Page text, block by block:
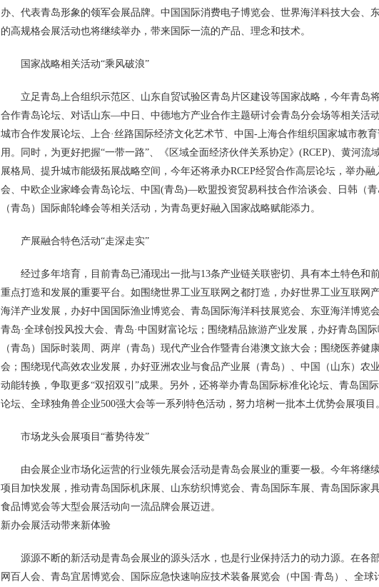
办、代表青岛形象的领军会展品牌。中国国际消费电子博览会、世界海洋科技大会、
的高规格会展活动也将继续举办，带来国际一流的产品、理念和技术。
国家战略相关活动“乘风破浪”
立足青岛上合组织示范区、山东自贸试验区青岛片区建设等国家战略，今年青岛
合作青岛论坛、对话山东—中日、中德地方产业合作主题研讨会青岛分会场等相关活
城市合作发展论坛、上合·丝路国际经济文化艺术节、中国-上海合作组织国家城市教
用。同时，为更好把握“一带一路”、《区域全面经济伙伴关系协定》(RCEP)、黄河
展格局、提升城市能级拓展战略空间，今年还将承办RCEP经贸合作高层论坛，举办
会、中欧企业家峰会青岛论坛、中国(青岛)—欧盟投资贸易科技合作洽谈会、日韩（
（青岛）国际邮轮峰会等相关活动，为青岛更好融入国家战略赋能添力。
产展融合特色活动“走深走实”
经过多年培育，目前青岛已涌现出一批与13条产业链关联密切、具有本土特色和
重点打造和发展的重要平台。如围绕世界工业互联网之都打造，办好世界工业互联网
海洋产业发展，办好中国国际渔业博览会、青岛国际海洋科技展览会、东亚海洋博览
青岛·全球创投风投大会、青岛·中国财富论坛；围绕精品旅游产业发展，办好青岛国
（青岛）国际时装周、两岸（青岛）现代产业合作暨青台港澳文旅大会；围绕医养
会；围绕现代高效农业发展，办好亚洲农业与食品产业展（青岛）、中国（山东）农
动能转换，争取更多“双招双引”成果。另外，还将举办青岛国际标准化论坛、青岛国
论坛、全球独角兽企业500强大会等一系列特色活动，努力培树一批本土优势会展项目
市场龙头会展项目“蓄势待发”
由会展企业市场化运营的行业领先展会活动是青岛会展业的重要一极。今年将继
项目加快发展，推动青岛国际机床展、山东纺织博览会、青岛国际车展、青岛国际家
食品博览会等大型会展活动向一流品牌会展迈进。
新办会展活动带来新体验
源源不断的新活动是青岛会展业的源头活水，也是行业保持活力的动力源。在各
网百人会、青岛宜居博览会、国际应急快速响应技术装备展览会（中国·青岛）、全